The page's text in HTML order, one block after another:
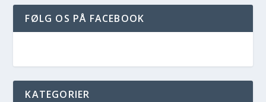
FØLG OS PÅ FACEBOOK
KATEGORIER